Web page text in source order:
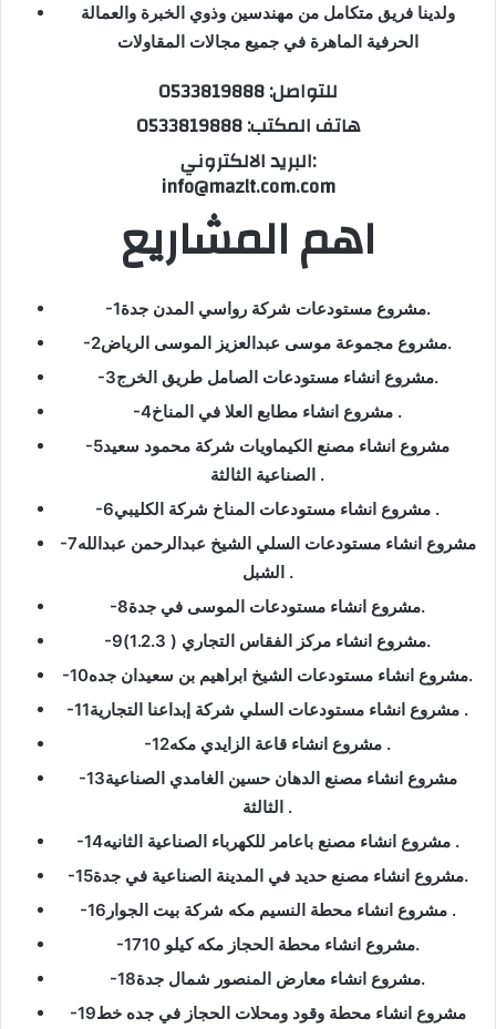
ولدينا فريق متكامل من مهندسين وذوي الخبرة والعمالة
الحرفية الماهرة في جميع مجالات المقاولات
للتواصل: 0533819888
هاتف المكتب: 0533819888
البريد الالكتروني:
info@mazlt.com.com
اهم المشاريع
-1مشروع مستودعات شركة رواسي المدن جدة.
-2مشروع مجموعة موسى عبدالعزيز الموسى الرياض.
-3مشروع انشاء مستودعات الصامل طريق الخرج.
-4مشروع انشاء مطابع العلا في المناخ .
-5مشروع انشاء مصنع الكيماويات شركة محمود سعيد
الصناعية الثالثة .
-6مشروع انشاء مستودعات المناخ شركة الكليبي .
-7مشروع انشاء مستودعات السلي الشيخ عبدالرحمن عبدالله
الشبل .
-8مشروع انشاء مستودعات الموسى في جدة.
-9مشروع انشاء مركز الفقاس التجاري ( 1.2.3).
-10مشروع انشاء مستودعات الشيخ ابراهيم بن سعيدان جده.
-11مشروع انشاء مستودعات السلي شركة إبداعنا التجارية .
-12مشروع انشاء قاعة الزايدي مكه .
-13مشروع انشاء مصنع الدهان حسين الغامدي الصناعية
الثالثة .
-14مشروع انشاء مصنع باعامر للكهرباء الصناعية الثانيه .
-15مشروع انشاء مصنع حديد في المدينة الصناعية في جدة.
-16مشروع انشاء محطة النسيم مكه شركة بيت الجوار .
-17مشروع انشاء محطة الحجاز مكه كيلو 10.
-18مشروع انشاء معارض المنصور شمال جدة.
-19مشروع انشاء محطة وقود ومحلات الحجاز في جده خط